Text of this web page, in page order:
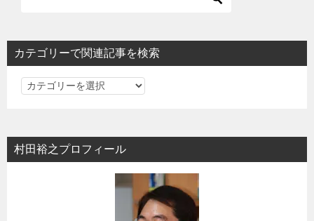
カテゴリーで関連記事を検索
カ
リ
ー
村田裕之プロフィール